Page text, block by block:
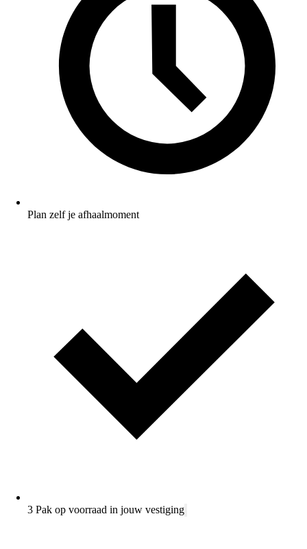
Plan zelf je afhaalmoment
3 Pak op voorraad in jouw vestiging